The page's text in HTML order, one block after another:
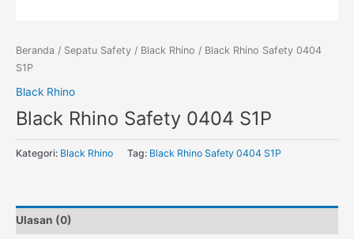
Beranda / Sepatu Safety / Black Rhino / Black Rhino Safety 0404
S1P
Black Rhino
Black Rhino Safety 0404 S1P
Kategori: Black Rhino Tag: Black Rhino Safety 0404 S1P
Ulasan (0)